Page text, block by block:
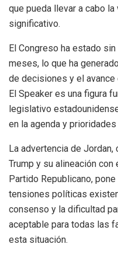
que pueda llevar a cabo
significativo.
El Congreso ha estado
meses, lo que ha
de decisiones y el
El Speaker es una figura
legislativo
en la agenda y
La advertencia de
Trump y su alineación con
Partido Republicano,
tensiones políticas
consenso y la dificultad
aceptable para todas las
esta situación.